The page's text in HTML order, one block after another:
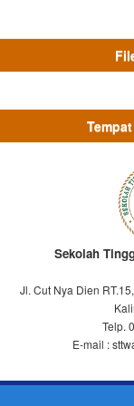
Sekolah
Jl. Cut Nya Dien
Telp.
E-mail :